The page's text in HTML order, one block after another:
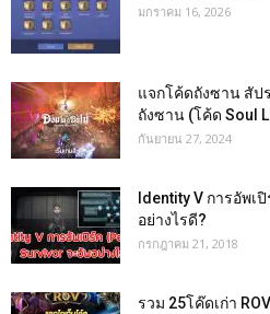
มกราคม 16, 2026
แจกโค้ดถังซาน สั
ถังซาน (โค้ด Soul
กันยายน 27, 2024
Identity V การอัพเ
อย่างไรดี?
กรกฎาคม 21, 2018
รวม 25โค๊ดเก่า